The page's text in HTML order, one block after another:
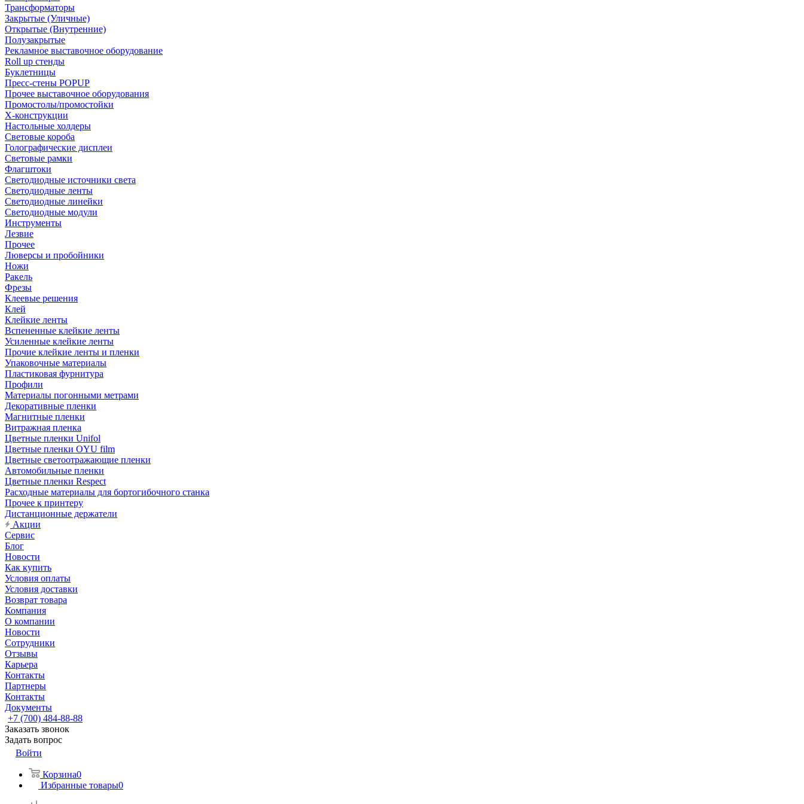
Трансформаторы
Закрытые (Уличные)
Открытые (Внутренние)
Полузакрытые
Рекламное выставочное оборудование
Roll up стенды
Буклетницы
Пресс-стены POPUP
Прочее выставочное оборудования
Промостолы/промостойки
Х-конструкции
Настольные холдеры
Световые короба
Голографические дисплеи
Световые рамки
Флагштоки
Светодиодные источники света
Светодиодные ленты
Светодиодные линейки
Светодиодные модули
Инструменты
Лезвие
Прочее
Люверсы и пробойники
Ножи
Ракель
Фрезы
Клеевые решения
Клей
Клейкие ленты
Вспененные клейкие ленты
Усиленные клейкие ленты
Прочие клейкие ленты и пленки
Упаковочные материалы
Пластиковая фурнитура
Профили
Материалы погонными метрами
Декоративные пленки
Магнитные пленки
Витражная пленка
Цветные пленки Unifol
Цветные пленки OYU film
Цветные светоотражающие пленки
Автомобильные пленки
Цветные пленки Respect
Расходные материалы для бортогибочного станка
Прочее к принтеру
Дистанционные держатели
Акции
Сервис
Блог
Новости
Как купить
Условия оплаты
Условия доставки
Возврат товара
Компания
О компании
Новости
Сотрудники
Отзывы
Карьера
Контакты
Партнеры
Контакты
Документы
+7 (700) 484-88-88
Заказать звонок
Задать вопрос
Войти
Корзина0
Избранные товары0